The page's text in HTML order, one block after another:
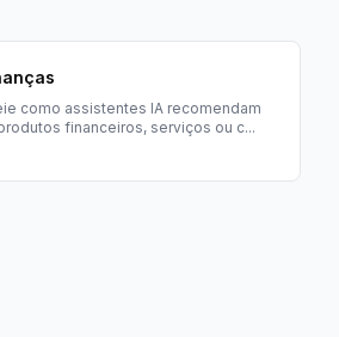
como assistentes IA recomendam
financeiros, serviços ou c...